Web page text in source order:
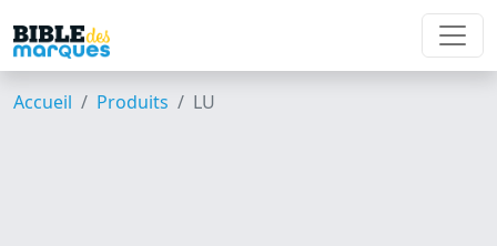
Accueil Produits LU